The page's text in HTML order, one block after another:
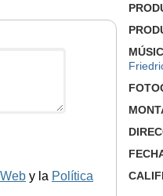
y la Política